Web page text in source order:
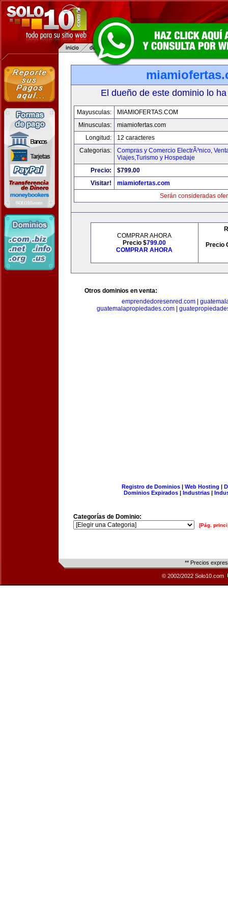
El dueño de este dominio lo
Mayusculas:
MIAMIOFERTAS.COM
Minusculas:
miamiofertas.com
Longitud:
12 caracteres
Categorias:
Compras y Comercio ElectrÃ³nico,
Viajes,Turismo y Hospedaje
Precio:
$799.00
Visitar!
miamiofertas.com
Serán consideradas
COMPRAR AHORA
Precio $799.00
COMPRAR AHORA
Precio
Otros dominios en venta:
emprendedoresenred.com|
guatemalapropiedades.com|
Registro de Dominios| Web Hosting |
Dominios Expirados | Industrias |
Categorías de Dominio:
[Pág.
** Precios
© 2002/2022 Solo10.com